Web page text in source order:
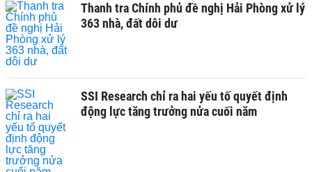
Thanh tra Chính phủ đề nghị Hải Phòng xử lý
363 nhà, đất dôi dư
SSI Research chỉ ra hai yếu tố quyết định
động lực tăng trưởng nửa cuối năm